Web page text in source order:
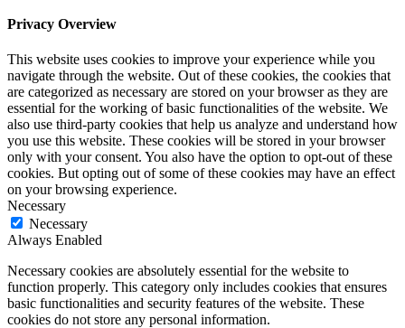
Privacy Overview
This website uses cookies to improve your experience while you
navigate through the website. Out of these cookies, the cookies that
are categorized as necessary are stored on your browser as they are
essential for the working of basic functionalities of the website. We
also use third-party cookies that help us analyze and understand how
you use this website. These cookies will be stored in your browser
only with your consent. You also have the option to opt-out of these
cookies. But opting out of some of these cookies may have an effect
on your browsing experience.
Necessary
Necessary
Always Enabled
Necessary cookies are absolutely essential for the website to
function properly. This category only includes cookies that ensures
basic functionalities and security features of the website. These
cookies do not store any personal information.